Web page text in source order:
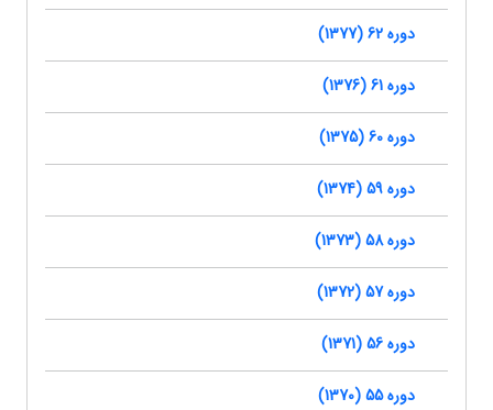
دوره 62 (1377)
دوره 61 (1376)
دوره 60 (1375)
دوره 59 (1374)
دوره 58 (1373)
دوره 57 (1372)
دوره 56 (1371)
دوره 55 (1370)